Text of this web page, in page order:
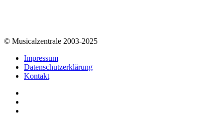
© Musicalzentrale 2003-2025
Impressum
Datenschutzerklärung
Kontakt